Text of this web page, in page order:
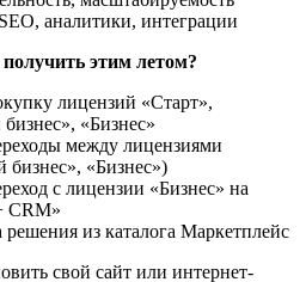
аналитики, интеграции
этим летом?
лицензий «Старт»,
«Бизнес»
между лицензиями
«Бизнес»)
с лицензии «Бизнес» на
CRM»
из каталога Маркетплейс
свой сайт или интернет-